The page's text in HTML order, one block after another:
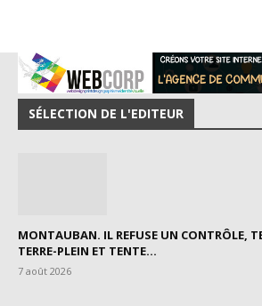
SÉLECTION DE L'EDITEUR
MONTAUBAN. IL REFUSE UN CONTRÔLE,
TERRE-PLEIN ET TENTE...
7 août 2026